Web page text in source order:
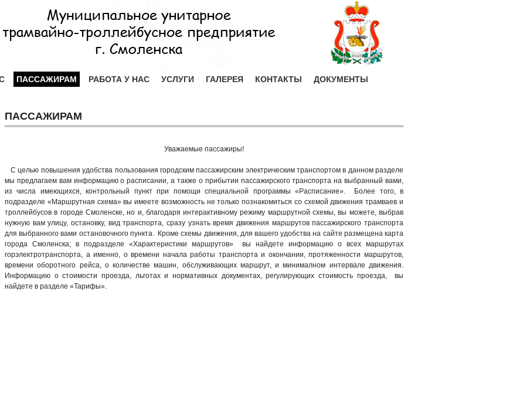
ПАССАЖИРАМ РАБОТА У НАС УСЛУГИ ГАЛЕРЕЯ КОНТАКТЫ ДОКУМЕНТЫ
ПАССАЖИРАМ
Уважаемые пассажиры!
С целью повышения удобства пользования городским пассажирским электрическим транспортом в данном разделе
мы предлагаем вам информацию о расписании, а также о прибытии пассажирского транспорта на выбранный вами,
из числа имеющихся, контрольный пункт при помощи специальной программы «Расписание». Более того, в
подразделе «Маршрутная схема» вы имеете возможность не только познакомиться со схемой движения трамваев и
троллейбусов в городе Смоленске, но и, благодаря интерактивному режиму маршрутной схемы, вы можете, выбрав
нужную вам улицу, остановку, вид транспорта, сразу узнать время движения маршрутов пассажирского транспорта
для выбранного вами остановочного пункта. Кроме схемы движения, для вашего удобства на сайте размещена карта
города Смоленска; в подразделе «Характеристики маршрутов» вы найдете информацию о всех маршрутах
горэлектротранспорта, а именно, о времени начала работы транспорта и окончании, протяженности маршрутов,
времени оборотного рейса, о количестве машин, обслуживающих маршрут, и минималном интервале движения.
Информацию о стоимости проезда, льготах и нормативных документах, регулирующих стоимость проезда, вы
найдете в разделе «Тарифы».